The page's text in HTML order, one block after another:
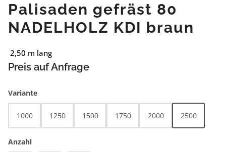
Palisaden gefräst 80
NADELHOLZ KDI braun
2,50 m lang
Preis auf Anfrage
Varianteauswählen
1000 1250 1500 1750 2000 2500
Anzahl